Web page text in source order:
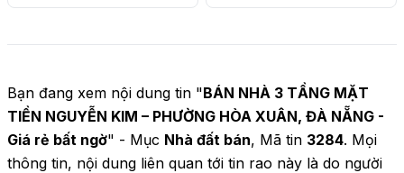
X. Vĩnh Ngọc
P. Cao Xanh
Bạn đang xem nội dung tin "BÁN NHÀ 3 TẦNG MẶT
TIỀN NGUYỄN KIM – PHƯỜNG HÒA XUÂN, ĐÀ NẴNG -
Giá rẻ bất ngờ" - Mục Nhà đất bán, Mã tin 3284. Mọi
thông tin, nội dung liên quan tới tin rao này là do người